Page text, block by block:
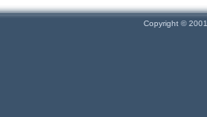
Copyright ©